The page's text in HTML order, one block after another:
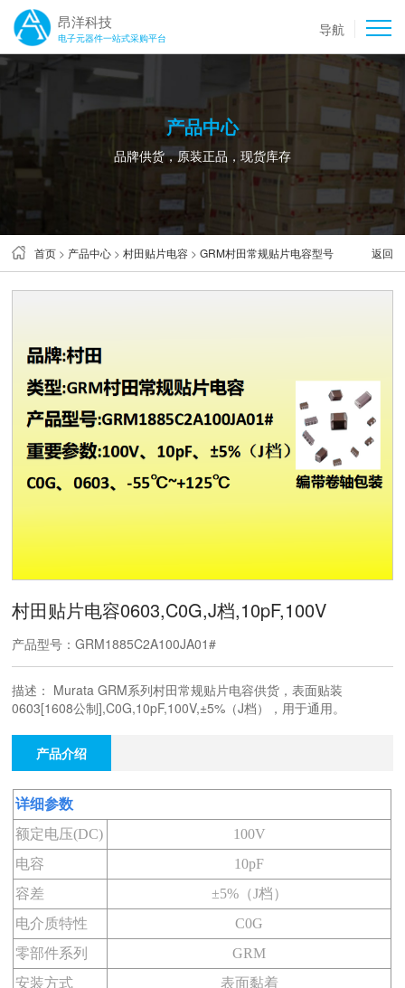
昂洋科技
电子元器件一站式采购平台 导航
产品中心
品牌供货，原装正品，现货库存
首页 > 产品中心 >村田贴片电容 >GRM村田常规贴片电容型号 返回
村田贴片电容0603,C0G,J档,10pF,100V
产品型号：GRM1885C2A100JA01#
描述： Murata GRM系列村田常规贴片电容供货，表面贴装
0603[1608公制],C0G,10pF,100V,±5%（J档），用于通用。
产品介绍
详细参数
额定电压(DC)
100V
电容
10pF
容差
±5%（J档）
电介质特性
C0G
零部件系列
GRM
安装方式
表面黏着